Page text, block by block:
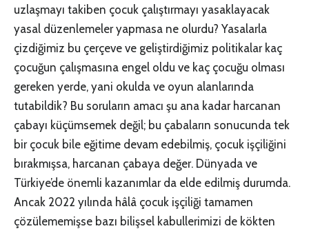
uzlaşmayı takiben çocuk çalıştırmayı yasaklayacak
yasal düzenlemeler yapmasa ne olurdu? Yasalarla
çizdiğimiz bu çerçeve ve geliştirdiğimiz politikalar kaç
çocuğun çalışmasına engel oldu ve kaç çocuğu olması
gereken yerde, yani okulda ve oyun alanlarında
tutabildik? Bu soruların amacı şu ana kadar harcanan
çabayı küçümsemek değil; bu çabaların sonucunda tek
bir çocuk bile eğitime devam edebilmiş, çocuk işçiliğini
bırakmışsa, harcanan çabaya değer. Dünyada ve
Türkiye’de önemli kazanımlar da elde edilmiş durumda.
Ancak 2022 yılında hâlâ çocuk işçiliği tamamen
çözülememişse bazı bilişsel kabullerimizi de kökten